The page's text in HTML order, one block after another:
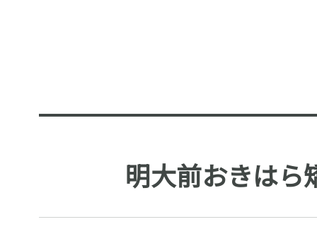
明大前おきはら